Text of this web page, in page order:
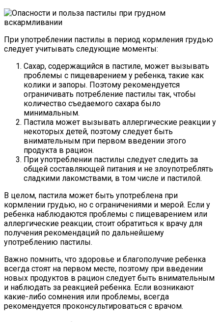
При употреблении пастилы в период кормления грудью
следует учитывать следующие моменты:
Сахар, содержащийся в пастиле, может вызывать
проблемы с пищеварением у ребенка, такие как
колики и запоры. Поэтому рекомендуется
ограничивать потребление пастилы так, чтобы
количество съедаемого сахара было
минимальным.
Пастила может вызывать аллергические реакции у
некоторых детей, поэтому следует быть
внимательным при первом введении этого
продукта в рацион.
При употреблении пастилы следует следить за
общей составляющей питания и не злоупотреблять
сладкими лакомствами, в том числе и пастилой.
В целом, пастила может быть употреблена при
кормлении грудью, но с ограничениями и мерой. Если у
ребенка наблюдаются проблемы с пищеварением или
аллергические реакции, стоит обратиться к врачу для
получения рекомендаций по дальнейшему
употреблению пастилы.
Важно помнить, что здоровье и благополучие ребенка
всегда стоят на первом месте, поэтому при введении
новых продуктов в рацион следует быть внимательным
и наблюдать за реакцией ребенка. Если возникают
какие-либо сомнения или проблемы, всегда
рекомендуется проконсультироваться с врачом.